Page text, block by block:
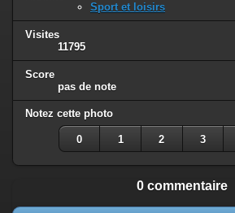
Sport et loisirs
Visites
11795
Score
pas de note
Notez cette photo
0 1 2 3
0 commentaire